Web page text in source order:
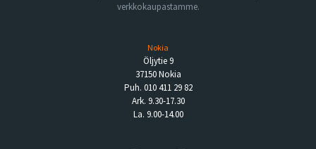
verkkokaupastamme.
Nokia
Öljytie 9
37150 Nokia
Puh. 010 411 29 82
Ark. 9.30-17.30
La. 9.00-14.00